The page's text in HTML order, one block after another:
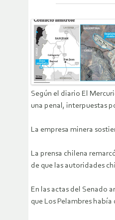
Según el diario El
una penal, interpuestas
La empresa minera
La prensa chilena
de que las autoridades
En las actas del Senado
que Los Pelambres